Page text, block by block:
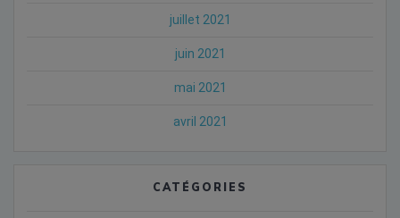
juillet 2021
juin 2021
mai 2021
avril 2021
CATÉGORIES